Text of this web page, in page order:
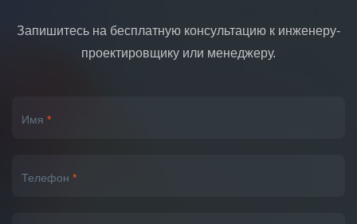
Запишитесь на бесплатную консультацию к инженеру-
проектировщику или менеджеру.
Имя *
Телефон *